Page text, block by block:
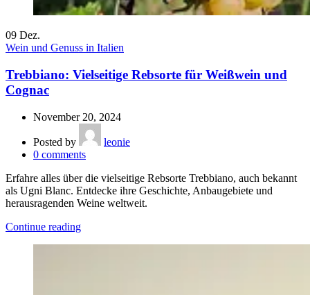
09 Dez.
Wein und Genuss in Italien
Trebbiano: Vielseitige Rebsorte für Weißwein und
Cognac
November 20, 2024
Posted by
leonie
0 comments
Erfahre alles über die vielseitige Rebsorte Trebbiano, auch bekannt
als Ugni Blanc. Entdecke ihre Geschichte, Anbaugebiete und
herausragenden Weine weltweit.
Continue reading